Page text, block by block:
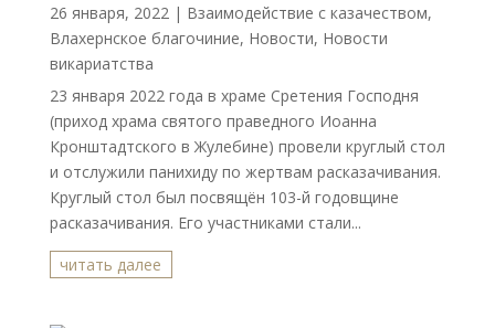
26 января, 2022| Взаимодействие с казачеством,
Влахернское благочиние, Новости, Новости
викариатства
23 января 2022 года в храме Сретения Господня
(приход храма святого праведного Иоанна
Кронштадтского в Жулебине) провели круглый стол
и отслужили панихиду по жертвам расказачивания.
Круглый стол был посвящён 103-й годовщине
расказачивания. Его участниками стали...
читать далее